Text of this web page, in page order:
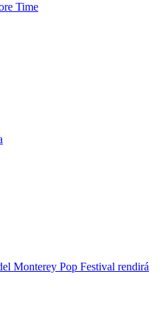
Time
Monterey Pop Festival rendirá